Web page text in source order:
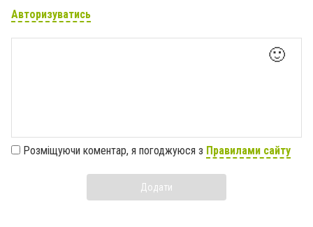
Авторизуватись
🙂
Розміщуючи коментар, я погоджуюся з Правилами сайту
Додати